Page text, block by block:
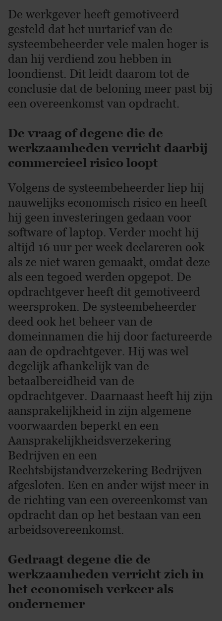
De werkgever heeft gemotiveerd
gesteld dat het uurtarief van de
systeembeheerder vele malen hoger is
dan hij verdiend zou hebben in
loondienst. Dit leidt daarom tot de
conclusie dat de beloning meer past bij
een overeenkomst van opdracht.
De vraag of degene die de
werkzaamheden verricht daarbij
commercieel risico loopt
Volgens de systeembeheerder liep hij
nauwelijks economisch risico en heeft
hij geen investeringen gedaan voor
software of laptop. Verder mocht hij
altijd 16 uur per week declareren ook
als ze niet waren gemaakt, omdat deze
als een tegoed werden opgepot. De
opdrachtgever heeft dit gemotiveerd
weersproken. De systeembeheerder
deed ook het beheer van de
domeinnamen die hij door factureerde
aan de opdrachtgever. Hij was wel
degelijk afhankelijk van de
betaalbereidheid van de
opdrachtgever. Daarnaast heeft hij zijn
aansprakelijkheid in zijn algemene
voorwaarden beperkt en een
Aansprakelijkheidsverzekering
Bedrijven en een
Rechtsbijstandverzekering Bedrijven
afgesloten. Een en ander wijst meer in
de richting van een overeenkomst van
opdracht dan op het bestaan van een
arbeidsovereenkomst.
Gedraagt degene die de
werkzaamheden verricht zich in
het economisch verkeer als
ondernemer